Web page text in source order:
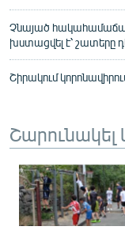
Չնայած
խստացվել է՝ շատերը
Շիրակում
Շարունակել